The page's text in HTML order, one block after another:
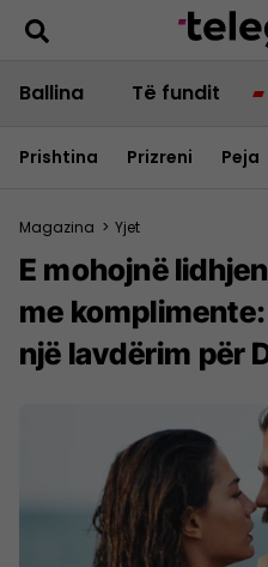
Ballina Të fundit
Prishtina Prizreni Peja
Magazina > Yjet
E mohojnë
me
një lavdërim për